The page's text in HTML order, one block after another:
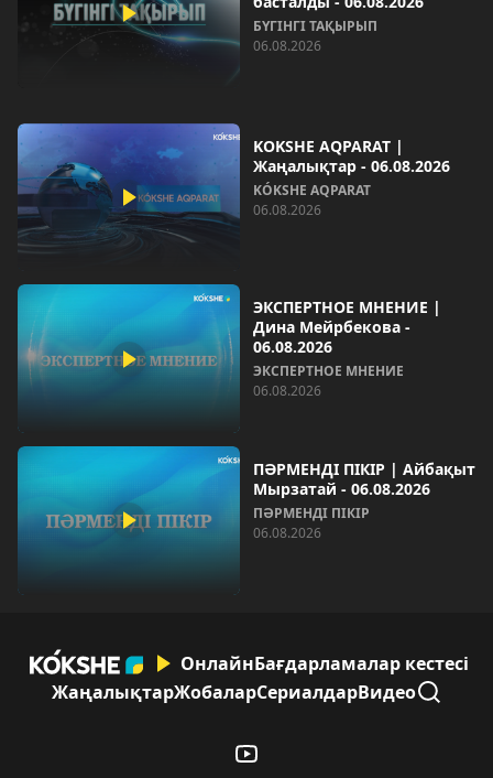
БҮГІНГІ ТАҚЫРЫП
06.08.2026
KOKSHE AQPARAT |
Жаңалықтар - 06.08.2026
KÓKSHE AQPARAT
06.08.2026
ЭКСПЕРТНОЕ МНЕНИЕ |
Дина Мейрбекова -
06.08.2026
ЭКСПЕРТНОЕ МНЕНИЕ
06.08.2026
ПӘРМЕНДІ ПІКІР | Айбақыт
Мырзатай - 06.08.2026
ПӘРМЕНДІ ПІКІР
06.08.2026
ОнлайнБағдарламалар кестесі
ЖаңалықтарЖобаларСериалдарВидео